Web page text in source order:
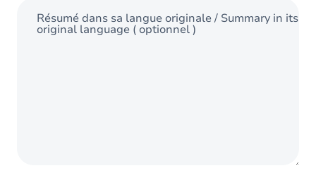
Résumé dans sa langue originale / Summary in its
original language ( optionnel )